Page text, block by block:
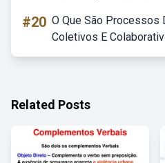
#20 O Que São Processos
Coletivos E
Related Posts